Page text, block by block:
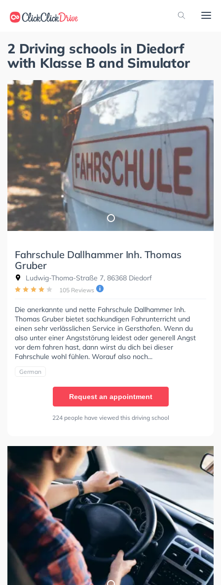
2 Driving schools in Diedorf
with Klasse B and Simulator
Fahrschule Dallhammer Inh. Thomas
Gruber
Ludwig-Thoma-Straße 7, 86368 Diedorf
105 Reviews
Die anerkannte und nette Fahrschule Dallhammer Inh.
Thomas Gruber bietet sachkundigen Fahrunterricht und
einen sehr verlässlichen Service in Gersthofen. Wenn du
also unter einer Angststörung leidest oder generell Angst
vor dem fahren hast, dann wirst du dich bei dieser
Fahrschule wohl fühlen. Worauf also noch...
German
Request an appointment
224 people have viewed this driving school